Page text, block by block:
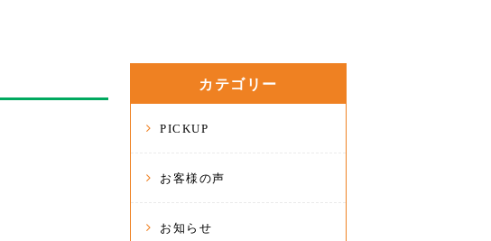
カテゴリー
PICKUP
お客様の声
お知らせ